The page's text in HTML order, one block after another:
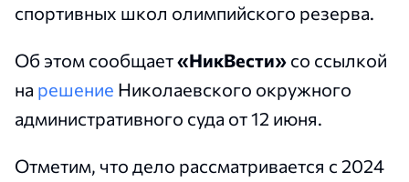
спортивных школ олимпийского резерва.
Об этом сообщает«НикВести» со ссылкой
на решение Николаевского окружного
административного суда от 12 июня.
Отметим, что дело рассматривается с 2024